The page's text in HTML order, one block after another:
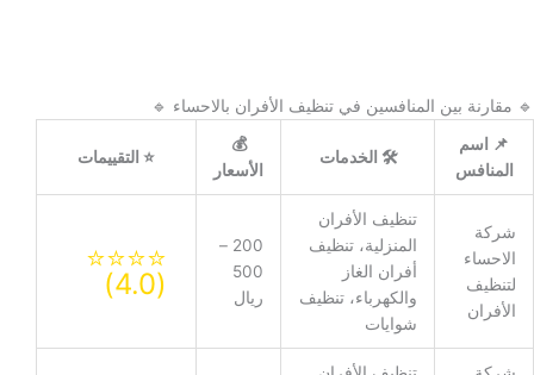
🔹 مقارنة بين المنافسين في تنظيف الأفران بالاحساء 🔹
📌 اسم
المنافس
🛠 الخدمات
💰
الأسعار
⭐ التقييمات
شركة
الاحساء
لتنظيف
الأفران
تنظيف الأفران
المنزلية، تنظيف
أفران الغاز
والكهرباء، تنظيف
شوايات
200 –
500
ريال
⭐⭐⭐⭐
(4.0)